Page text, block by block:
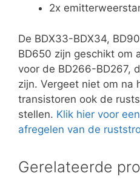
2x
De BDX33-BDX34,
BD650 zijn geschikt om
voor de BD266-BD267,
zijn. Vergeet niet om na
transistoren ook de
stellen. Klik hier voor
afregelen van de
Gerelateerde